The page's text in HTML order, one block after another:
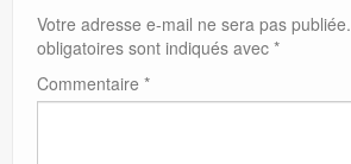
Votre adresse e-mail ne sera pas publiée.
obligatoires sont indiqués avec *
Commentaire *